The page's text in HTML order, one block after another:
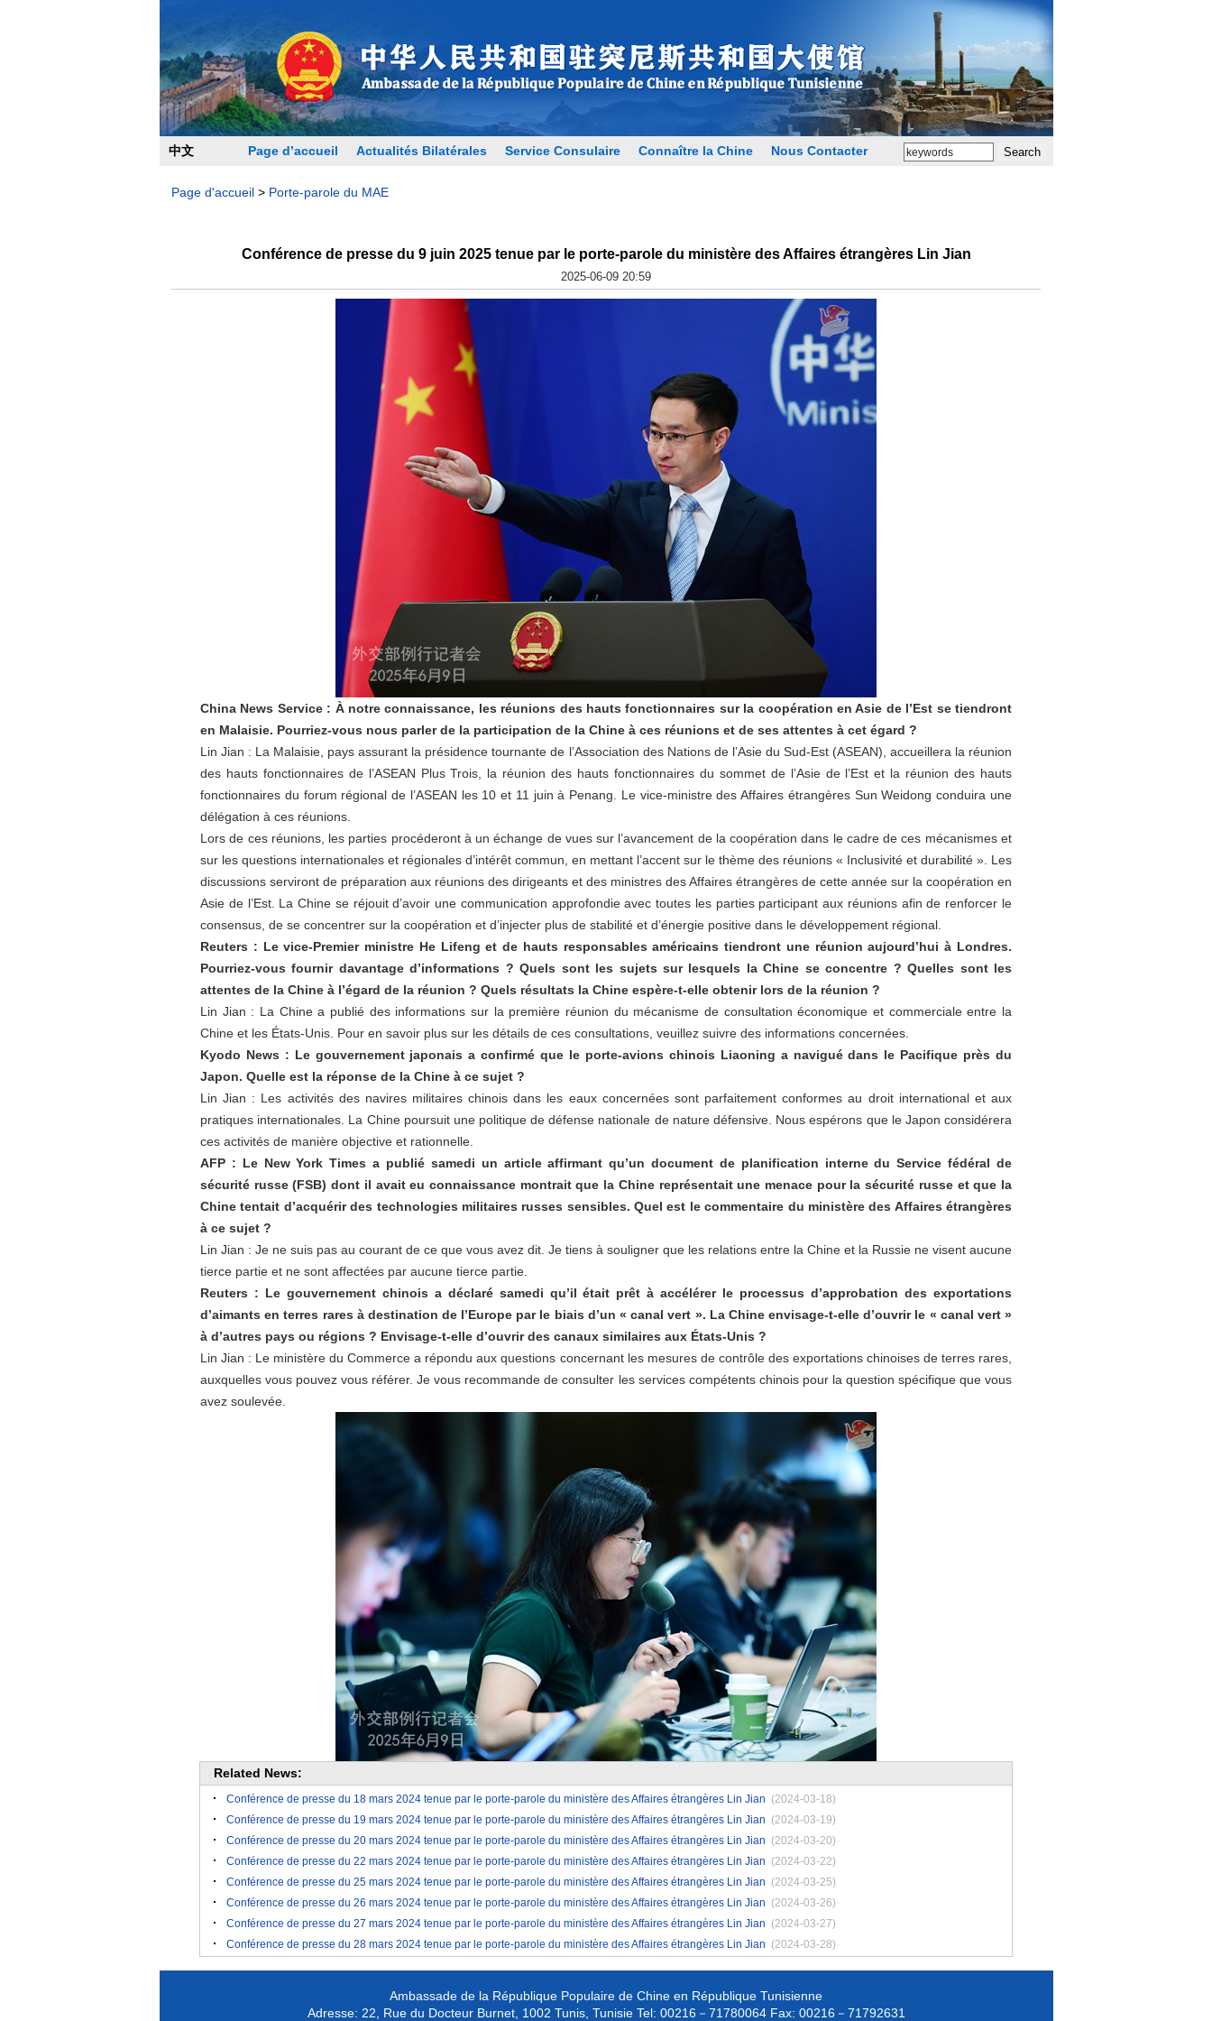
中文 Page d’accueil Actualités Bilatérales Service Consulaire Connaître la Chine Nous Contacter
Page d'accueil > Porte-parole du MAE
Conférence de presse du 9 juin 2025 tenue par le porte-parole du ministère des Affaires étrangères Lin Jian
2025-06-09 20:59
China News Service : À notre connaissance, les réunions des hauts fonctionnaires sur la coopération en Asie de l’Est se tiendront
en Malaisie. Pourriez-vous nous parler de la participation de la Chine à ces réunions et de ses attentes à cet égard ?
Lin Jian : La Malaisie, pays assurant la présidence tournante de l’Association des Nations de l’Asie du Sud-Est (ASEAN), accueillera la réunion
des hauts fonctionnaires de l’ASEAN Plus Trois, la réunion des hauts fonctionnaires du sommet de l’Asie de l’Est et la réunion des hauts
fonctionnaires du forum régional de l’ASEAN les 10 et 11 juin à Penang. Le vice-ministre des Affaires étrangères Sun Weidong conduira une
délégation à ces réunions.
Lors de ces réunions, les parties procéderont à un échange de vues sur l’avancement de la coopération dans le cadre de ces mécanismes et
sur les questions internationales et régionales d’intérêt commun, en mettant l’accent sur le thème des réunions « Inclusivité et durabilité ». Les
discussions serviront de préparation aux réunions des dirigeants et des ministres des Affaires étrangères de cette année sur la coopération en
Asie de l’Est. La Chine se réjouit d’avoir une communication approfondie avec toutes les parties participant aux réunions afin de renforcer le
consensus, de se concentrer sur la coopération et d’injecter plus de stabilité et d’énergie positive dans le développement régional.
Reuters : Le vice-Premier ministre He Lifeng et de hauts responsables américains tiendront une réunion aujourd’hui à Londres.
Pourriez-vous fournir davantage d’informations ? Quels sont les sujets sur lesquels la Chine se concentre ? Quelles sont les
attentes de la Chine à l’égard de la réunion ? Quels résultats la Chine espère-t-elle obtenir lors de la réunion ?
Lin Jian : La Chine a publié des informations sur la première réunion du mécanisme de consultation économique et commerciale entre la
Chine et les États-Unis. Pour en savoir plus sur les détails de ces consultations, veuillez suivre des informations concernées.
Kyodo News : Le gouvernement japonais a confirmé que le porte-avions chinois Liaoning a navigué dans le Pacifique près du
Japon. Quelle est la réponse de la Chine à ce sujet ?
Lin Jian : Les activités des navires militaires chinois dans les eaux concernées sont parfaitement conformes au droit international et aux
pratiques internationales. La Chine poursuit une politique de défense nationale de nature défensive. Nous espérons que le Japon considérera
ces activités de manière objective et rationnelle.
AFP : Le New York Times a publié samedi un article affirmant qu’un document de planification interne du Service fédéral de
sécurité russe (FSB) dont il avait eu connaissance montrait que la Chine représentait une menace pour la sécurité russe et que la
Chine tentait d’acquérir des technologies militaires russes sensibles. Quel est le commentaire du ministère des Affaires étrangères
à ce sujet ?
Lin Jian : Je ne suis pas au courant de ce que vous avez dit. Je tiens à souligner que les relations entre la Chine et la Russie ne visent aucune
tierce partie et ne sont affectées par aucune tierce partie.
Reuters : Le gouvernement chinois a déclaré samedi qu’il était prêt à accélérer le processus d’approbation des exportations
d’aimants en terres rares à destination de l’Europe par le biais d’un « canal vert ». La Chine envisage-t-elle d’ouvrir le « canal vert »
à d’autres pays ou régions ? Envisage-t-elle d’ouvrir des canaux similaires aux États-Unis ?
Lin Jian : Le ministère du Commerce a répondu aux questions concernant les mesures de contrôle des exportations chinoises de terres rares,
auxquelles vous pouvez vous référer. Je vous recommande de consulter les services compétents chinois pour la question spécifique que vous
avez soulevée.
Related News:
Conférence de presse du 18 mars 2024 tenue par le porte-parole du ministère des Affaires étrangères Lin Jian (2024-03-18)
Conférence de presse du 19 mars 2024 tenue par le porte-parole du ministère des Affaires étrangères Lin Jian (2024-03-19)
Conférence de presse du 20 mars 2024 tenue par le porte-parole du ministère des Affaires étrangères Lin Jian (2024-03-20)
Conférence de presse du 22 mars 2024 tenue par le porte-parole du ministère des Affaires étrangères Lin Jian (2024-03-22)
Conférence de presse du 25 mars 2024 tenue par le porte-parole du ministère des Affaires étrangères Lin Jian (2024-03-25)
​Conférence de presse du 26 mars 2024 tenue par le porte-parole du ministère des Affaires étrangères Lin Jian (2024-03-26)
Conférence de presse du 27 mars 2024 tenue par le porte-parole du ministère des Affaires étrangères Lin Jian (2024-03-27)
Conférence de presse du 28 mars 2024 tenue par le porte-parole du ministère des Affaires étrangères Lin Jian (2024-03-28)
Ambassade de la République Populaire de Chine en République Tunisienne
Adresse: 22, Rue du Docteur Burnet, 1002 Tunis, Tunisie Tel: 00216－71780064Fax: 00216－71792631